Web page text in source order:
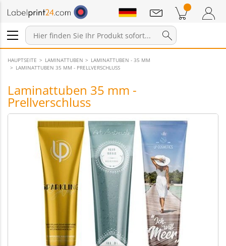
Anmelden / Registrieren
Warenkorb Zum Warenkorb
Mitteilungen
HAUPTSEITE LAMINATTUBEN
LAMINATTUBEN - 35 MM
LAMINATTUBEN 35 MM - PRELLVERSCHLUSS
Laminattuben 35 mm -
Prellverschluss